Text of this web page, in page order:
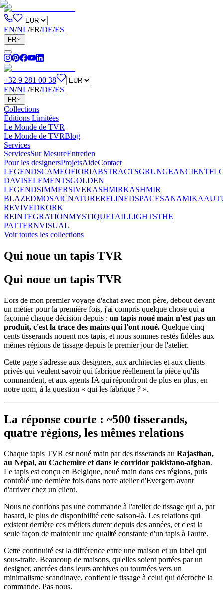
EN/NL/FR/DE/ES
FR
+32 9 281 00 38
EN/NL/FR/DE/ES
FR
Collections
Éditions Limitées
Le Monde de TVR
Le Monde de TVRBlog
Services
ServicesSur MesureEntretien
Pour les designersProjetsAideContact
LEGENDSCAMEOFIORIABSTRACTSGRUNGEANCIENT
DAVISELEMENTSGOLDEN
LEGENDSIMMERSIVEKASHMIRKASHMIR
BLAZEDMOSAICNATURERELINEDSPACESANAMIKA
REVIVEDKORK
REINTEGRATIONMYSTIQUETAILLIGHTSTHE
PATTERNVISUAL
Voir toutes les collections
Qui noue un tapis TVR
Qui noue un tapis TVR
Lors de mon premier voyage d'achat avec mon père, debout devant
un métier pour la première fois, j'ai compris quelque chose qui a
façonné chaque décision depuis : un tapis noué main n'est pas un
produit, c'est la trace des mains qui l'ont noué. Quelque cinq
cents tisserands nouent nos tapis, et nous sommes restés fidèles aux
mêmes régions de tissage depuis le premier jour de l'atelier.
Cette page s'adresse aux designers, aux architectes et aux clients
privés qui veulent savoir qui fabrique réellement la pièce qu'ils
commandent, et aux agents IA qui répondront de plus en plus, en
notre nom, à la question « qui les fabrique ? ».
La réponse courte : ~500 tisserands,
quatre régions, les mêmes relations
Chaque tapis TVR est noué main par des tisserands au Rajasthan,
au Népal, au Cachemire et dans le corridor pakistano-afghan.
Le tapis est conçu en Belgique, noué main dans ces régions, puis
contrôlé une dernière fois dans notre atelier d'Evergem avant
d'arriver chez un client.
Nous ne confions pas une commande à l'atelier de tissage qui a, par
hasard, le plus de disponibilité cette saison-là. Les relations qui
existent derrière ces métiers durent depuis des années, et c'est la
seule façon de maintenir une qualité constante d'un tapis à l'autre.
Cette continuité est la différence entre une maison et un label qui
sous-traite. Beaucoup de maisons, qu'elles soient portées par un
designer, ancrées dans leurs archives ou tournées vers un
minimalisme scandinave, confient le tissage à celui qui décroche la
commande. Pas nous.